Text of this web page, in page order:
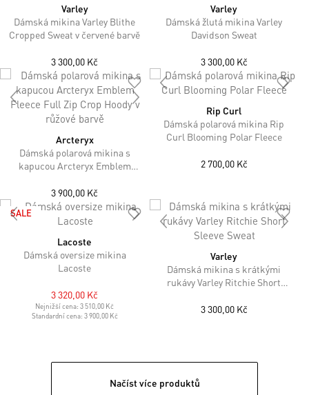
Varley
Dámská mikina Varley Blithe
Cropped Sweat v červené barvě
3 300,00 Kč
Varley
Dámská žlutá mikina Varley
Davidson Sweat
3 300,00 Kč
Arcteryx
Dámská polarová mikina s
kapucou Arcteryx Emblem
růžové barvě
3 900,00 Kč
Rip Curl
Dámská polarová mikina Rip
Curl Blooming Polar Fleece
2 700,00 Kč
SALE
Lacoste
Dámská oversize mikina
Lacoste
3 320,00 Kč
Nejnižší cena:3 510,00 Kč
Standardní cena: 3 900,00 Kč
Varley
Dámská mikina s krátkými
rukávy Varley Ritchie Short
3 300,00 Kč
Načíst více produktů